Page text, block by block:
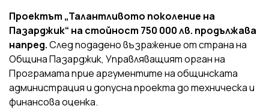
Проектът „Талантливото поколение на
Пазарджик“ на стойност 750 000 лв. продължава
напред.След подадено възражение от страна на
Община Пазарджик, Управляващият орган на
Програмата прие аргументите на общинската
администрация и допусна проекта до техническа и
финансова оценка.